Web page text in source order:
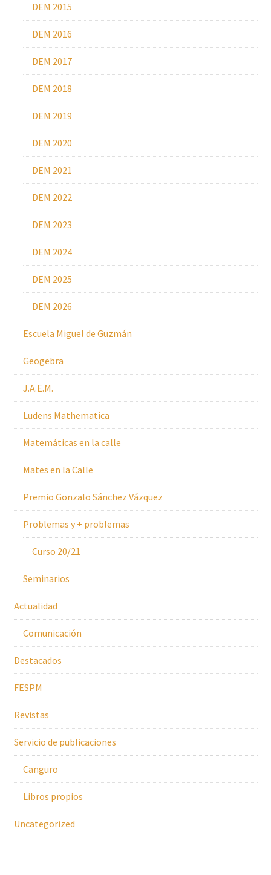
DEM 2015
DEM 2016
DEM 2017
DEM 2018
DEM 2019
DEM 2020
DEM 2021
DEM 2022
DEM 2023
DEM 2024
DEM 2025
DEM 2026
Escuela Miguel de Guzmán
Geogebra
J.A.E.M.
Ludens Mathematica
Matemáticas en la calle
Mates en la Calle
Premio Gonzalo Sánchez Vázquez
Problemas y + problemas
Curso 20/21
Seminarios
Actualidad
Comunicación
Destacados
FESPM
Revistas
Servicio de publicaciones
Canguro
Libros propios
Uncategorized